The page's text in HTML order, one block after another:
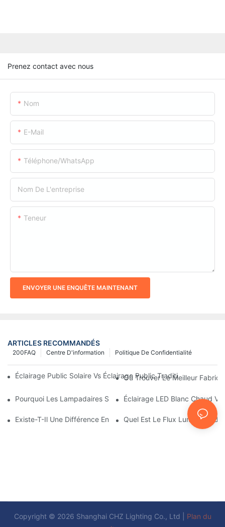
Prenez contact avec nous
Nom
E-Mail
Téléphone/WhatsApp
Nom De L'entreprise
Teneur
ENVOYER UNE ENQUÊTE MAINTENANT
ARTICLES RECOMMANDÉS
Politique De Confidentialité
Centre D'information
200FAQ
Éclairage Public Solaire Vs Éclairage Public Traditionnel : Coût,
Où Trouver Le Meilleur
Pourquoi Les Lampadaires Solaires Deviennent-Ils Populaires ?
Éclairage LED Blanc Chaud Vs
Existe-T-Il Une Différence Entre L'éclairage D'une Aire De
Quel Est Le Flux Lumineux
Copyright © 2026 Shanghai CHZ Lighting Co., Ltd |
Plan du